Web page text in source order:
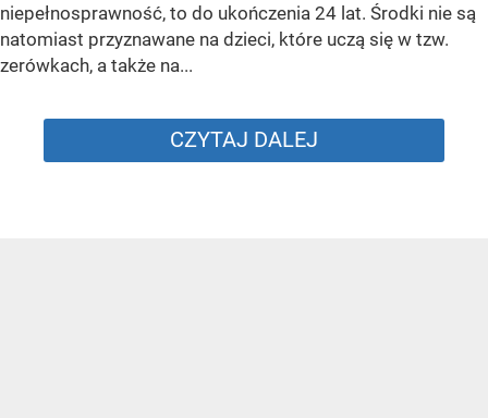
niepełnosprawność, to do ukończenia 24 lat. Środki nie są
natomiast przyznawane na dzieci, które uczą się w tzw.
zerówkach, a także na...
CZYTAJ DALEJ